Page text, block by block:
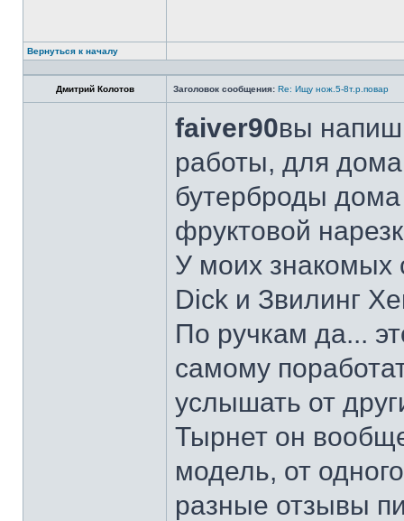
Вернуться к началу
Дмитрий Колотов Заголовок сообщения: Re: Ищу нож.5-8т.р.повар
faiver90вы
работы, для
бутерброды дома
фруктовой
У моих знакомых
Dick и Звилинг
По ручкам да...
самому
услышать от
Тырнет он
модель, от
разные отзывы